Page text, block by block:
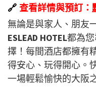
🔗查看詳情與預訂：
無論是與家人、朋友
ESLEAD HOTEL都為
擇！每間酒店都擁有
得安心、玩得開心。
一場輕鬆愉快的大阪